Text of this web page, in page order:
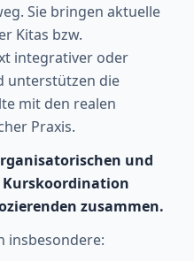
Sie bringen aktuelle
Kitas bzw.
integrativer oder
unterstützen die
mit den realen
Praxis.
und
zusammen.
insbesondere: